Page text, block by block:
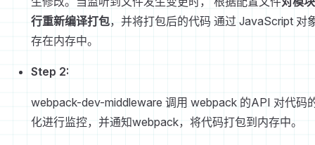
行重新编译打包，并将打包后的代码 通过 JavaScript 对
存在内存中。
Step 2:
webpack-dev-middleware 调用 webpack 的API 对代码
化进行监控，并通知webpack，将代码打包到内存中。